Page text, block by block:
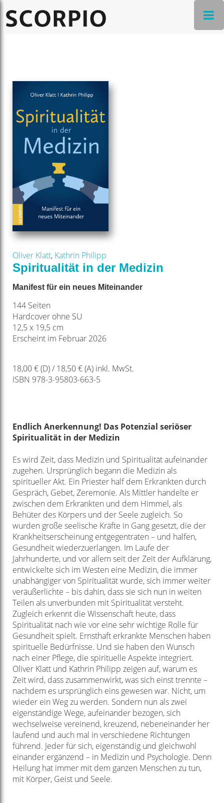
Oliver Klatt, Kathrin Philipp
Spiritualität in der Medizin
Manifest für ein neues Miteinander
144 Seiten
Hardcover ohne SU
12,5 x 19,5 cm
Erscheint im Februar 2026
18,00 € (D) / 18,50 € (A) inkl. MwSt.
ISBN 978-3-95803-663-5
Endlich Anerkennung! Das Potenzial seriöser
Spiritualität in der Medizin
Es wird Zeit, dass Medizin und Spiritualität aufeinander
zugehen. Ursprünglich begann die Medizin als
spiritueller Akt. Ein Priester half dem Erkrankten durch
Gespräch, Gebet, Zeremonie. Als Mittler handelte er
zwischen dem Erkrankten und dem Himmel, als
Behüter des Körpers und der Seele zugleich. So
wurden große seelische Kräfte in Gang gesetzt, die der
Krankheitserscheinung entgegentraten – und halfen,
Gesundheit wiederzuerlangen. Im Laufe der
Jahrhunderte, und vor allem seit der Zeit der Aufklärung,
entwickelte sich im Westen eine Medizin, die immer
unabhängiger von Spiritualität wurde, sich immer weiter
veräußerlichte – bis dahin, dass sie sich nun in weiten
Teilen als unverbunden mit Spiritualität versteht.
Zugleich erkennt die Wissenschaft heute, dass
Spiritualität nach wie vor eine sehr wichtige Rolle für
Gesundheit spielt. Ernsthaft erkrankte Menschen haben
spirituelle Bedürfnisse. Und sie haben den Wunsch
nach einer Pflege, die spirituelle Aspekte integriert.
Oliver Klatt und Kathrin Philipp zeigen auf, warum es
Zeit wird, dass zusammenwirkt, was sich einst trennte –
nachdem es ursprünglich eins gewesen war. Nicht, um
wieder ein Weg zu werden. Sondern nun als zwei
eigenständige Wege, aufeinander bezogen, sich
wechselweise vereinend, kreuzend, nebeneinander her
laufend und auch mal in verschiedene Richtungen
führend. Jeder für sich, eigenständig und gleichwohl
einander ergänzend – in Medizin und Psychologie. Denn
Heilung hat immer mit dem ganzen Menschen zu tun,
mit Körper, Geist und Seele.